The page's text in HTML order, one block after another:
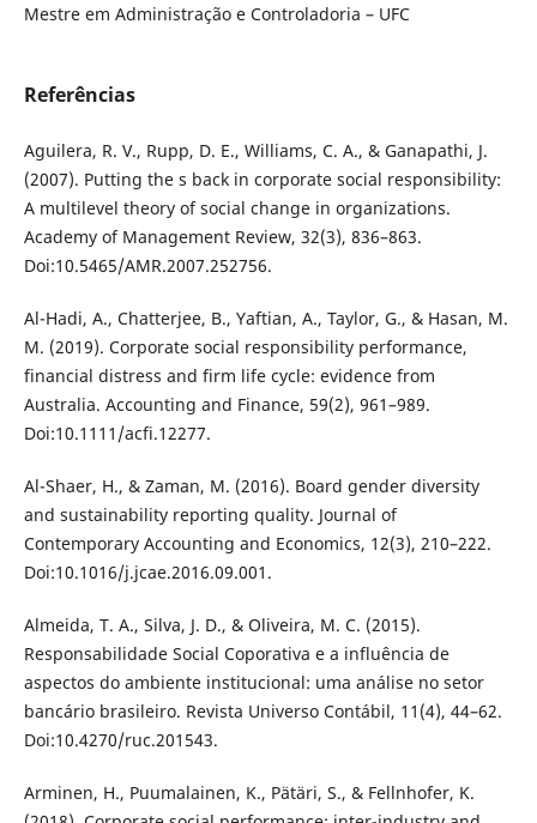
Mestre em Administração e Controladoria – UFC
Referências
Aguilera, R. V., Rupp, D. E., Williams, C. A., & Ganapathi, J.
(2007). Putting the s back in corporate social responsibility:
A multilevel theory of social change in organizations.
Academy of Management Review, 32(3), 836–863.
Doi:10.5465/AMR.2007.252756.
Al-Hadi, A., Chatterjee, B., Yaftian, A., Taylor, G., & Hasan, M.
M. (2019). Corporate social responsibility performance,
financial distress and firm life cycle: evidence from
Australia. Accounting and Finance, 59(2), 961–989.
Doi:10.1111/acfi.12277.
Al-Shaer, H., & Zaman, M. (2016). Board gender diversity
and sustainability reporting quality. Journal of
Contemporary Accounting and Economics, 12(3), 210–222.
Doi:10.1016/j.jcae.2016.09.001.
Almeida, T. A., Silva, J. D., & Oliveira, M. C. (2015).
Responsabilidade Social Coporativa e a influência de
aspectos do ambiente institucional: uma análise no setor
bancário brasileiro. Revista Universo Contábil, 11(4), 44–62.
Doi:10.4270/ruc.201543.
Arminen, H., Puumalainen, K., Pätäri, S., & Fellnhofer, K.